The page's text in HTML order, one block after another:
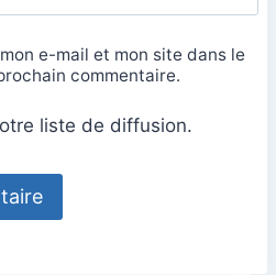
e-mail et mon site dans le
commentaire.
liste de diffusion.